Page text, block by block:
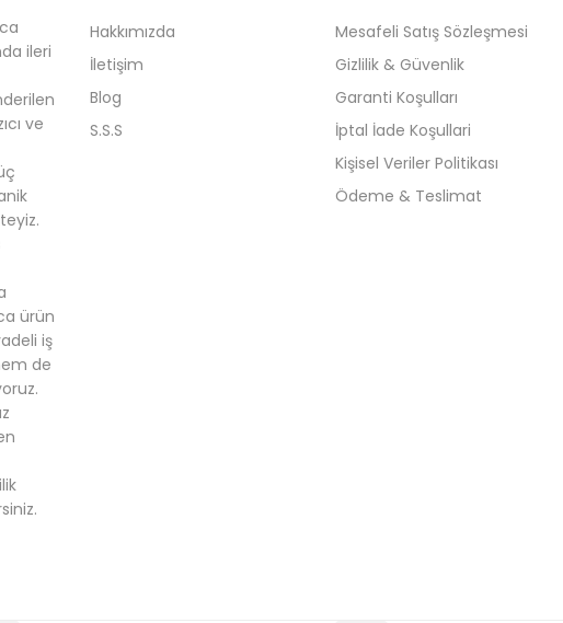
ileri
ve
ürün
iş
de
Hakkımızda
İletişim
Blog
S.S.S
Mesafeli Satış Sözleşmesi
Gizlilik & Güvenlik
Garanti Koşulları
İptal İade Koşullari
Kişisel Veriler Politikası
Ödeme & Teslimat